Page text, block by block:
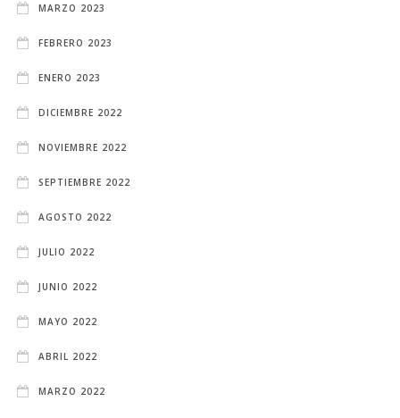
MARZO 2023
FEBRERO 2023
ENERO 2023
DICIEMBRE 2022
NOVIEMBRE 2022
SEPTIEMBRE 2022
AGOSTO 2022
JULIO 2022
JUNIO 2022
MAYO 2022
ABRIL 2022
MARZO 2022